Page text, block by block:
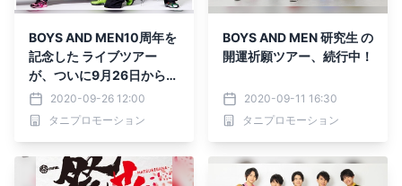
BOYS AND MEN10周年を
記念した ライブツアー
が、ついに9月26日からス
タート2020-09-26 12:00
タニプロモーション
BOYS AND MEN 研究生 の
開運祈願ツアー、続行中！
2020-09-11 16:30
タニプロモーション